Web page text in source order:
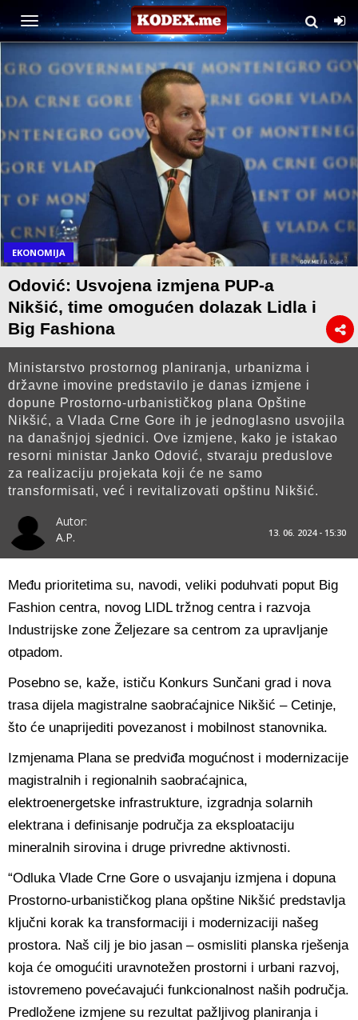
EKONOMIJA
Odović: Usvojena izmjena PUP-a
Nikšić, time omogućen dolazak Lidla i
Big Fashiona
Ministarstvo prostornog planiranja, urbanizma i
državne imovine predstavilo je danas izmjene i
dopune Prostorno-urbanističkog plana Opštine
Nikšić, a Vlada Crne Gore ih je jednoglasno usvojila
na današnjoj sjednici. Ove izmjene, kako je istakao
resorni ministar Janko Odović, stvaraju preduslove
za realizaciju projekata koji će ne samo
transformisati, već i revitalizovati opštinu Nikšić.
Autor:
A.P.
13. 06. 2024 - 15:30
Među prioritetima su, navodi, veliki poduhvati poput Big
Fashion centra, novog LIDL tržnog centra i razvoja
Industrijske zone Željezare sa centrom za upravljanje
otpadom.
Posebno se, kaže, ističu Konkurs Sunčani grad i nova
trasa dijela magistralne saobraćajnice Nikšić – Cetinje,
što će unaprijediti povezanost i mobilnost stanovnika.
Izmjenama Plana se predviđa mogućnost i modernizacije
magistralnih i regionalnih saobraćajnica,
elektroenergetske infrastrukture, izgradnja solarnih
elektrana i definisanje područja za eksploataciju
mineralnih sirovina i druge privredne aktivnosti.
“Odluka Vlade Crne Gore o usvajanju izmjena i dopuna
Prostorno-urbanističkog plana opštine Nikšić predstavlja
ključni korak ka transformaciji i modernizaciji našeg
prostora. Naš cilj je bio jasan – osmisliti planska rješenja
koja će omogućiti uravnotežen prostorni i urbani razvoj,
istovremeno povećavajući funkcionalnost naših područja.
Predložene izmjene su rezultat pažljivog planiranja i